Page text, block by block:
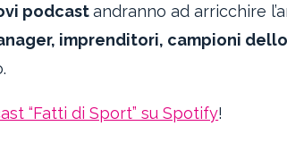
podcastandranno ad arricchire
imprenditori, campioni
“Fatti di Sport” su Spotify!